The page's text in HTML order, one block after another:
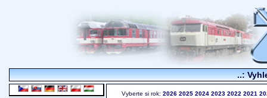
..:
Vyberte si rok: 2026 2025 2024 2023 2022 2021